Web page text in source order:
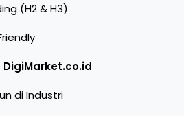
(H2 & H3)
di Industri